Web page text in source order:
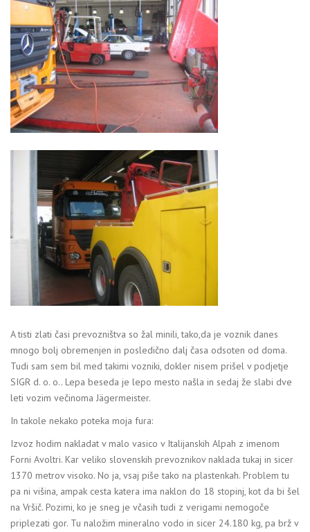
A tisti zlati časi prevozništva so žal minili, tako,da je voznik danes
mnogo bolj obremenjen in posledično dalj časa odsoten od doma.
Tudi sam sem bil med takimi vozniki, dokler nisem prišel v podjetje
SIGR d. o. o.. Lepa beseda je lepo mesto našla in sedaj že slabi dve
leti vozim večinoma Jägermeister.
In takole nekako poteka moja fura:
Izvoz hodim nakladat v malo vasico v Italijanskih Alpah z imenom
Forni Avoltri. Kar veliko slovenskih prevoznikov naklada tukaj in sicer
1370 metrov visoko. No ja, vsaj piše tako na plastenkah. Problem tu
pa ni višina, ampak cesta katera ima naklon do 18 stopinj, kot da bi šel
na Vršič. Pozimi, ko je sneg je včasih tudi z verigami nemogoče
priplezati gor. Tu naložim mineralno vodo in sicer 24.180 kg, pa brž v